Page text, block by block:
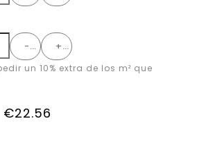
-
+
un 10% extra de los m² que
€22.56